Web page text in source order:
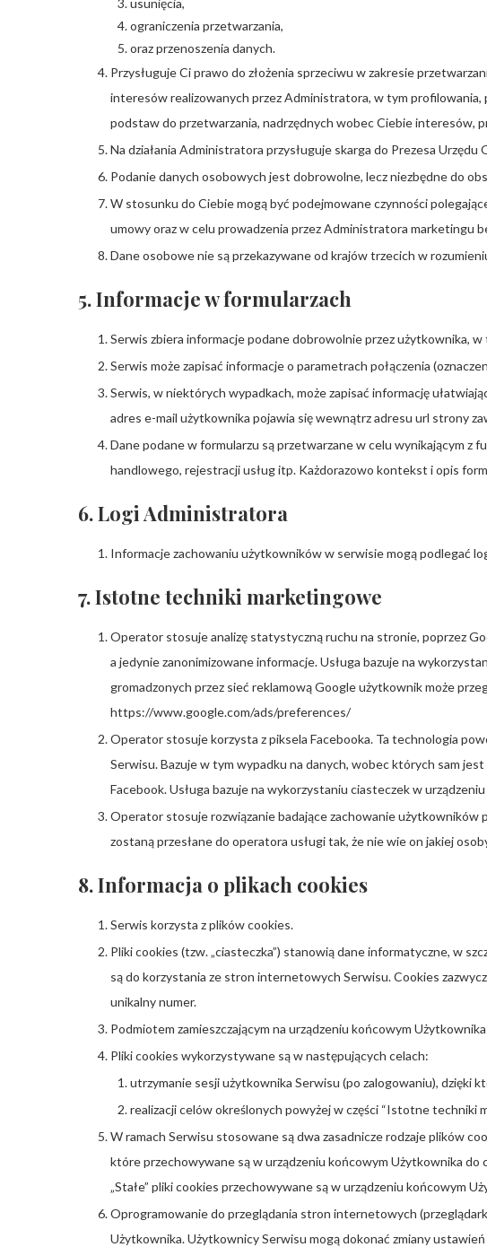
usunięcia,
ograniczenia przetwarzania,
oraz przenoszenia danych.
Przysługuje Ci prawo do złożenia sprzeciwu w zakresie
interesów realizowanych przez Administratora, w tym profilowania,
podstaw do przetwarzania, nadrzędnych wobec Ciebie interesów,
Na działania Administratora przysługuje skarga do Prezesa
Podanie danych osobowych jest dobrowolne, lecz niezbędne do
W stosunku do Ciebie mogą być podejmowane czynności
umowy oraz w celu prowadzenia przez Administratora marketingu
Dane osobowe nie są przekazywane od krajów trzecich w
5. Informacje w formularzach
Serwis zbiera informacje podane dobrowolnie przez użytkownika,
Serwis może zapisać informacje o parametrach połączenia
Serwis, w niektórych wypadkach, może zapisać informację
adres e-mail użytkownika pojawia się wewnątrz adresu url strony
Dane podane w formularzu są przetwarzane w celu wynikającym z
handlowego, rejestracji usług itp. Każdorazowo kontekst i opis
6. Logi Administratora
Informacje zachowaniu użytkowników w serwisie mogą podlegać
7. Istotne techniki marketingowe
Operator stosuje analizę statystyczną ruchu na stronie, poprzez
a jedynie zanonimizowane informacje. Usługa bazuje na
gromadzonych przez sieć reklamową Google użytkownik może
https://www.google.com/ads/preferences/
Operator stosuje korzysta z piksela Facebooka. Ta technologia
Serwisu. Bazuje w tym wypadku na danych, wobec których sam
Facebook. Usługa bazuje na wykorzystaniu ciasteczek w
Operator stosuje rozwiązanie badające zachowanie użytkowników
zostaną przesłane do operatora usługi tak, że nie wie on jakiej
8. Informacja o plikach cookies
Serwis korzysta z plików cookies.
Pliki cookies (tzw. „ciasteczka”) stanowią dane informatyczne, w
są do korzystania ze stron internetowych Serwisu. Cookies
unikalny numer.
Podmiotem zamieszczającym na urządzeniu końcowym
Pliki cookies wykorzystywane są w następujących celach:
utrzymanie sesji użytkownika Serwisu (po zalogowaniu), dzięki
realizacji celów określonych powyżej w części “Istotne techniki
W ramach Serwisu stosowane są dwa zasadnicze rodzaje plików
które przechowywane są w urządzeniu końcowym Użytkownika
„Stałe” pliki cookies przechowywane są w urządzeniu końcowym
Oprogramowanie do przeglądania stron internetowych
Użytkownika. Użytkownicy Serwisu mogą dokonać zmiany